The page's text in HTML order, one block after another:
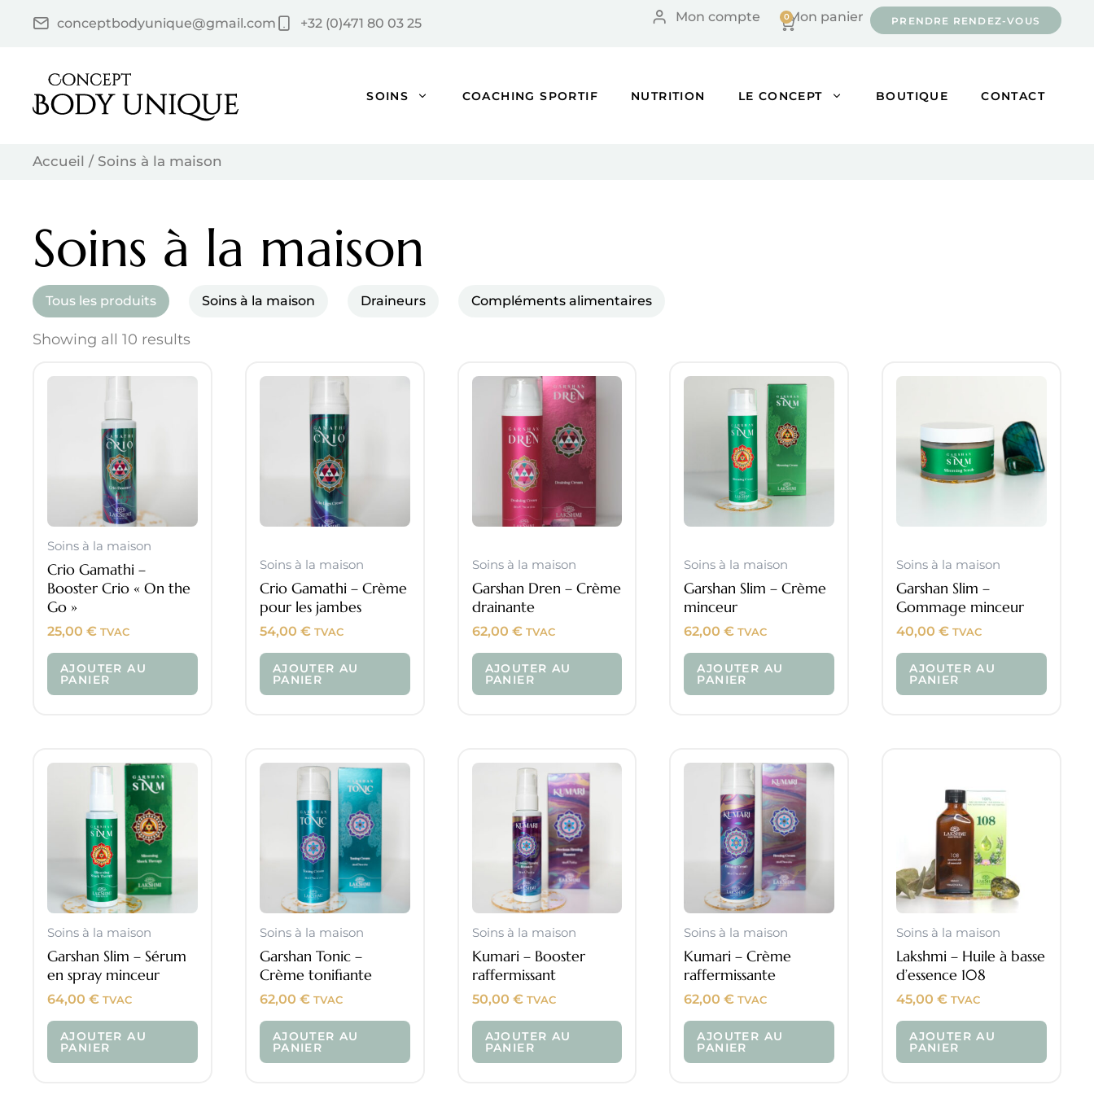
conceptbodyunique@gmail.com +32 (0)471 80 03 25 PRENDRE RENDEZ-VOUS
Mon panier
0
Cart
Mon compte
SOINS COACHING SPORTIF NUTRITION LE CONCEPT BOUTIQUE CONTACT
Accueil / Soins à la maison
Soins à la maison
Tous les produits Soins à la maison Draineurs Compléments alimentaires
Showing all 10 results
Soins à la maison
Crio Gamathi –
Booster Crio « On the
Go »
25,00 € TVAC
AJOUTER AU
PANIER
Soins à la maison
Crio Gamathi – Crème
pour les jambes
54,00 € TVAC
AJOUTER AU
PANIER
Soins à la maison
Garshan Dren – Crème
drainante
62,00 € TVAC
AJOUTER AU
PANIER
Soins à la maison
Garshan Slim – Crème
minceur
62,00€ TVAC
AJOUTER AU
PANIER
Soins à la maison
Garshan Slim –
Gommage minceur
40,00€ TVAC
AJOUTER AU
PANIER
Soins à la maison
Garshan Slim – Sérum
en spray minceur
64,00 € TVAC
AJOUTER AU
PANIER
Soins à la maison
Garshan Tonic –
Crème tonifiante
62,00 € TVAC
AJOUTER AU
PANIER
Soins à la maison
Kumari – Booster
raffermissant
50,00 € TVAC
AJOUTER AU
PANIER
Soins à la maison
Kumari – Crème
raffermissante
62,00€ TVAC
AJOUTER AU
PANIER
Soins à la maison
Lakshmi – Huile à basse
d’essence 108
45,00€ TVAC
AJOUTER AU
PANIER